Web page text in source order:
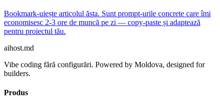
Bookmark-uiește articolul ăsta. Sunt prompt-urile concrete care îmi
economisesc 2-3 ore de muncă pe zi — copy-paste și adaptează
pentru proiectul tău.
aihost.md
Vibe coding fără configurări. Powered by Moldova, designed for
builders.
Produs